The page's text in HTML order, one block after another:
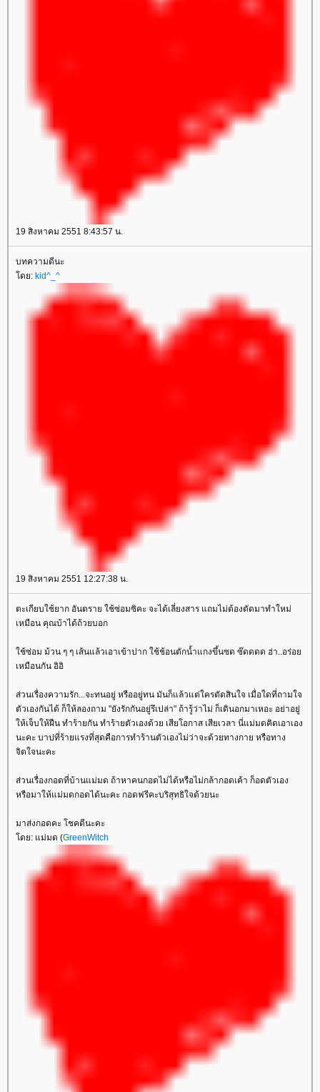
19 สิงหาคม 2551 8:43:57 น.
บทความดีนะ
ดย: kid^_^
19 สิงหาคม 2551 12:27:38 น.
ตะเกียบใช้ยาก อันตราย ใช้ซ่อมซิคะ จะได้เลี่ยงสาร แถมไม่ต้องตัดมาทำใหม่
เหมือน คุณบ้าได้ถ้วยบอก
ช้ซ่อม ม้วน ๆ ๆ เส้นแล้วเอาเข้าปาก ใช้ช้อนตักน้ำแกงขึ้นซด ซ๊ดดดด ฮ่า..อร่อ
เหมือนกัน อิอิ
ส่วนเรื่องความรัก...จะทนอยู่ หรืออยู่ทน มันก็แล้วแต่ใครตัดสินใจ เมื่อใดที่ถามใจ
ตัวเองกันได้ ก็ให้ลองถาม "ยังรักกันอยู่รึเปล่า" ถ้ารู้ว่าไม่ ก็เดินอกมาเหอะ อย่าอยู่
ห้เจ็บให้ฝืน ทำร้ายกัน ทำร้ายตัวเองด้วย เสียโอกาส เสียเวลา นี่แม่มดคิดเอาเอง
นะคะ บาปที่ร้ายแรงที่สุดคือการทำร้านตัวเองไม่ว่าจะด้วยทางกาย หรือทาง
จิตใจนะคะ
ส่วนเรื่องกอดที่บ้านแม่มด ถ้าหาคนกอดไม่ได้หรือไม่กล้ากอดเค้า ก็อดตัวเอง
หรือมาให้แม่มดกอดได้นะคะ กอดฟรีคะบริสุทธิใจด้วยนะ
มาส่งกอดคะ โชคดีนะคะ
ดย: แม่มด (GreenWitch